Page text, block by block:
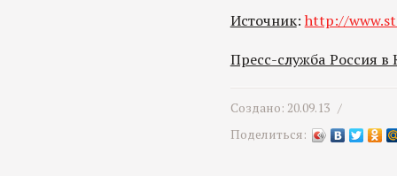
Источник: http://
Пресс-служба Россия в
Создано: 20.09.13 /
Поделиться: